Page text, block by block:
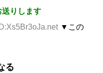
りします
▼この
る